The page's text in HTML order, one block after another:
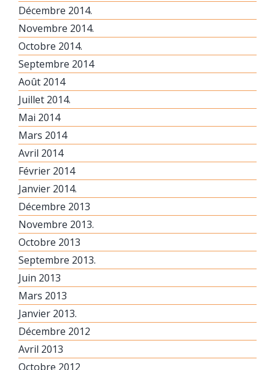
Décembre 2014.
Novembre 2014.
Octobre 2014.
Septembre 2014
Août 2014
Juillet 2014.
Mai 2014
Mars 2014
Avril 2014
Février 2014
Janvier 2014.
Décembre 2013
Novembre 2013.
Octobre 2013
Septembre 2013.
Juin 2013
Mars 2013
Janvier 2013.
Décembre 2012
Avril 2013
Octobre 2012